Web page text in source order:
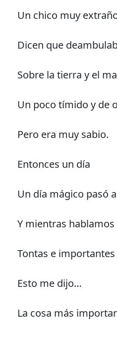
Un chico muy
Dicen que
Sobre la tierra y el
Un poco tímido y de
Pero era muy sabio.
Entonces un día
Un día mágico pasó
Y mientras
Tontas e importantes
Esto me dijo…
La cosa más